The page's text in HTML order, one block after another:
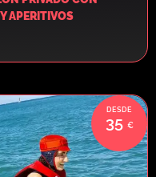
APERITIVOS
35